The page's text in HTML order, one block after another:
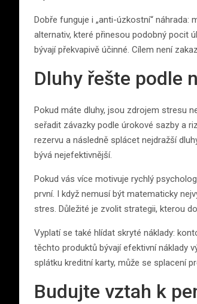
Dobře funguje i „anti-úzkostní“
alternativ, které přinesou podobný pocit
bývají překvapivě účinné. Cílem není
Dluhy řešte podle
Pokud máte dluhy, jsou zdrojem stresu
seřadit závazky podle úrokové sazby a
rezervu a následně splácet nejdražší
bývá nejefektivnější.
Pokud vás více motivuje rychlý
první. I když nemusí být matematicky
stres. Důležité je zvolit strategii, kterou
Vyplatí se také hlídat skryté náklady:
těchto produktů bývají efektivní náklady
splátku kreditní karty, může se splacení
Budujte vztah k